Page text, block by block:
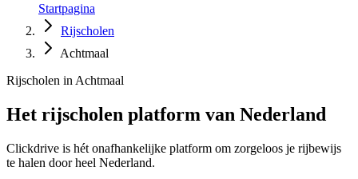
Startpagina
Rijscholen
Achtmaal
Rijscholen in Achtmaal
Het rijscholen platform van Nederland
Clickdrive is hét onafhankelijke platform om zorgeloos je rijbewijs
te halen door heel Nederland.